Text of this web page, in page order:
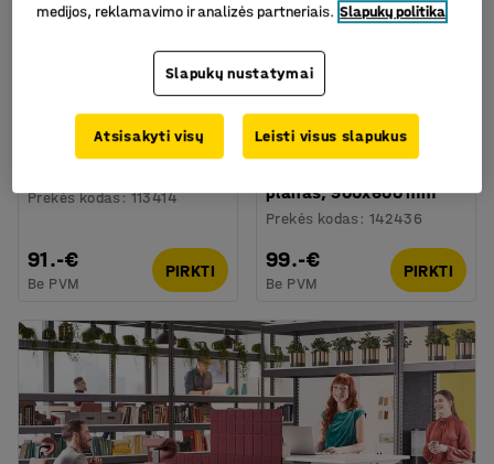
Galima rinktis skirtingus
modelius
Rašymo lenta JULIE,
Prekės kodas:113414
91.-€
Be PVM
PIRKTI
Magnetinė planavimo
planas, 900x600 mm
Prekės kodas : 142436
99.-€
Be PVM
PIRKTI
medijos, reklamavimo ir analizės partneriais. Slapukų politika
Slapukų nustatymai
Atsisakyti visų Leisti visus slapukus